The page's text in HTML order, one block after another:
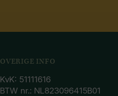
OVERIGE INFO
KvK: 51111616
BTW nr.: NL823096415B01